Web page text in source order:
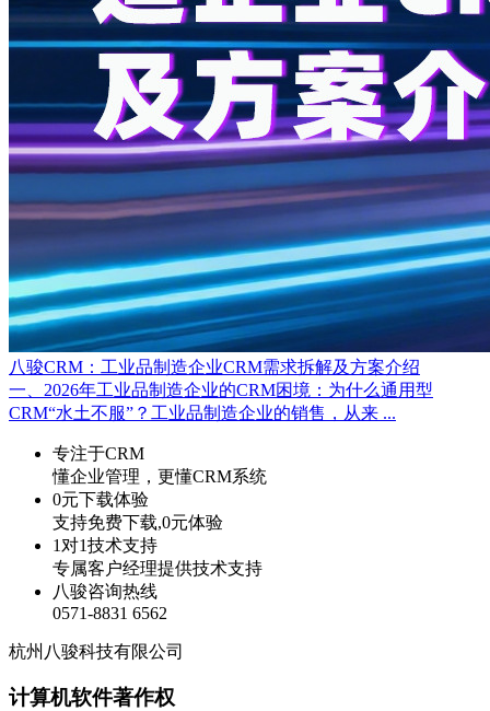
八骏CRM：工业品制造企业CRM需求拆解及方案介绍
一、2026年工业品制造企业的CRM困境：为什么通用型
CRM“水土不服”？工业品制造企业的销售，从来 ...
专注于CRM
懂企业管理，更懂CRM系统
0元下载体验
支持免费下载,0元体验
1对1技术支持
专属客户经理提供技术支持
八骏咨询热线
0571-8831 6562
杭州八骏科技有限公司
计算机软件著作权